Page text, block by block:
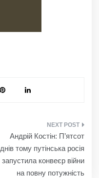
Андрій Костін: П’ятсот
днів тому путінська росія
запустила конвеєр війни
на повну потужність